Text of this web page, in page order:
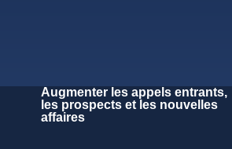
Augmenter les appels entrants,
les prospects et les nouvelles
affaires